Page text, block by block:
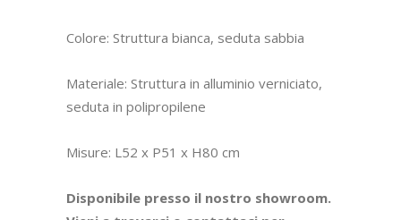
Colore: Struttura bianca, seduta sabbia
Materiale: Struttura in alluminio verniciato,
seduta in polipropilene
Misure: L52 x P51 x H80 cm
Disponibile presso il nostro showroom.